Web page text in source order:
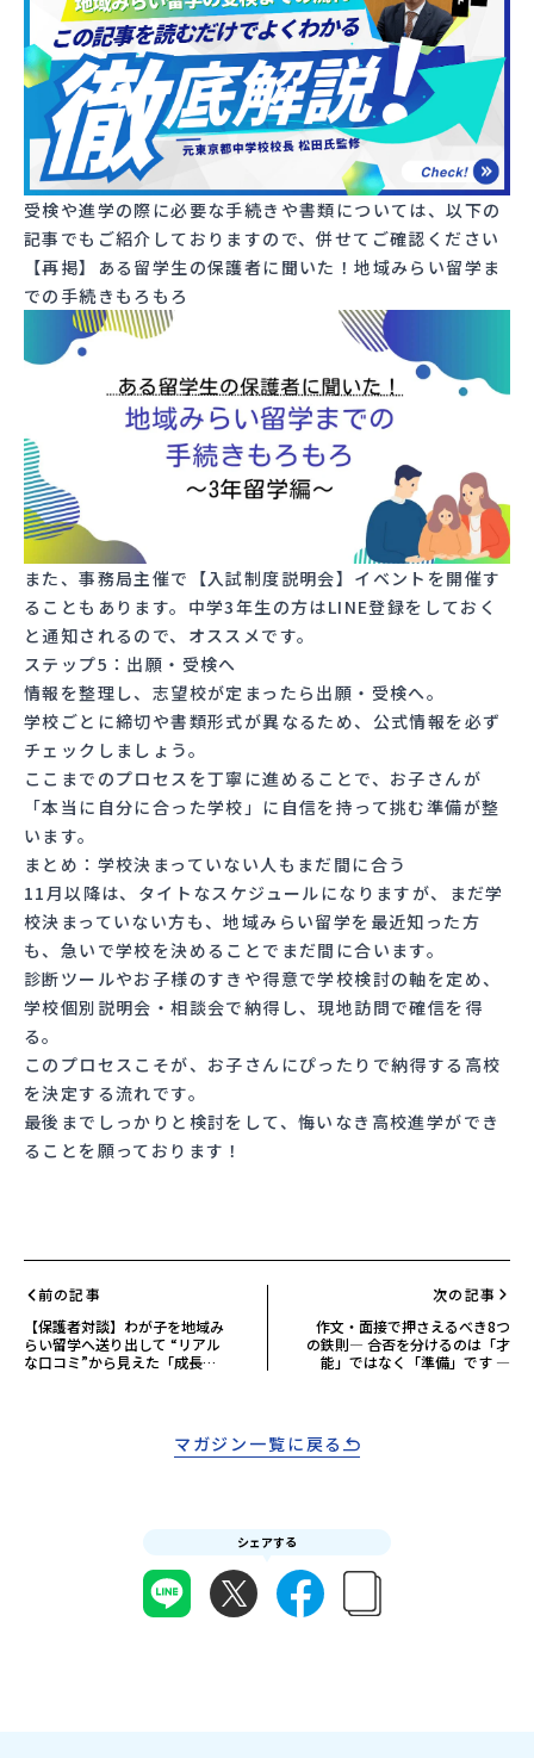
受検や進学の際に必要な手続きや書類については、以下の
記事でもご紹介しておりますので、併せてご確認ください
【再掲】ある留学生の保護者に聞いた！地域みらい留学ま
での手続きもろもろ
また、事務局主催で【入試制度説明会】イベントを開催す
ることもあります。中学3年生の方はLINE登録をしておく
と通知されるので、オススメです。
ステップ5：出願・受検へ
情報を整理し、志望校が定まったら出願・受検へ。
学校ごとに締切や書類形式が異なるため、公式情報を必ず
チェックしましょう。
ここまでのプロセスを丁寧に進めることで、お子さんが
「本当に自分に合った学校」に自信を持って挑む準備が整
います。
まとめ：学校決まっていない人もまだ間に合う
11月以降は、タイトなスケジュールになりますが、まだ学
校決まっていない方も、地域みらい留学を最近知った方
も、急いで学校を決めることでまだ間に合います。
診断ツールやお子様のすきや得意で学校検討の軸を定め、
学校個別説明会・相談会で納得し、現地訪問で確信を得
る。
このプロセスこそが、お子さんにぴったりで納得する高校
を決定する流れです。
最後までしっかりと検討をして、悔いなき高校進学ができ
ることを願っております！
前の記事
【保護者対談】わが子を地域み
らい留学へ送り出して ――“リアル
な口コミ”から見えた「成長の
次の記事
作文・面接で押さえるべき8つ
の鉄則― 合否を分けるのは「才
能」ではなく「準備」です ―
マガジン一覧に戻る
シェアする